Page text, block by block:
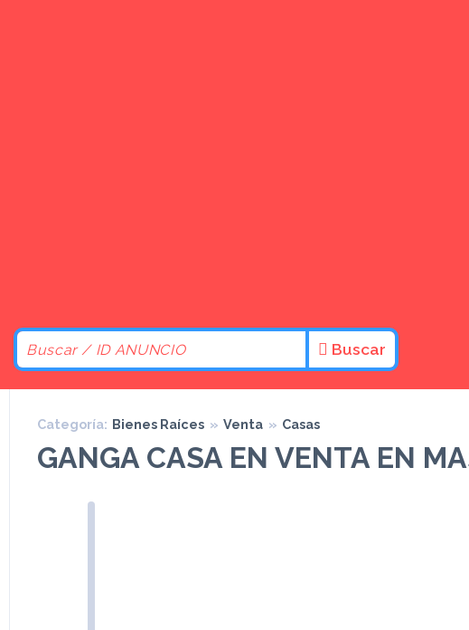
Buscar
Categoría: Bienes Raíces » Venta » Casas
GANGA CASA EN VENTA EN